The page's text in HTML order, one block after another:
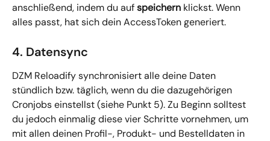
anschließend, indem du auf speichern klickst. Wenn
alles passt, hat sich dein AccessToken generiert.
4. Datensync
DZM Reloadify synchronisiert alle deine Daten
stündlich bzw. täglich, wenn du die dazugehörigen
Cronjobs einstellst (siehe Punkt 5). Zu Beginn solltest
du jedoch einmalig diese vier Schritte vornehmen, um
mit allen deinen Profil-, Produkt- und Bestelldaten in